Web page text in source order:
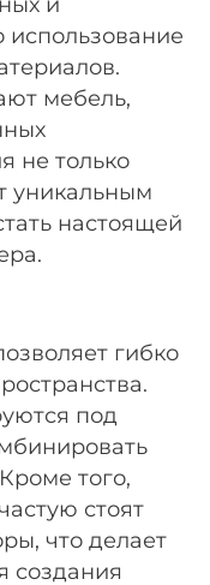
использование
мебель,
не только
уникальным
настоящей
гибко
под
того,
стоят
что делает
создания